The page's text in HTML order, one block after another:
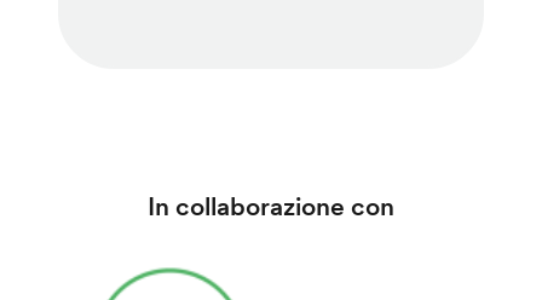
In collaborazione con